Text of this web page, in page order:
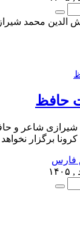
الدین محمد
برگزار